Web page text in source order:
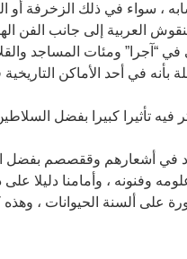
، سواء في ذلك الزخرفة أو
العربية إلى جانب الفن
“آجرا” ومئات المساجد
في أحد الأماكن
تأثيرا كبيرا بفضل
في أشعارهم وققصصم بفضل
وفنونه ، وأمامنا دليلا
على ألسنة الحيوانات ،